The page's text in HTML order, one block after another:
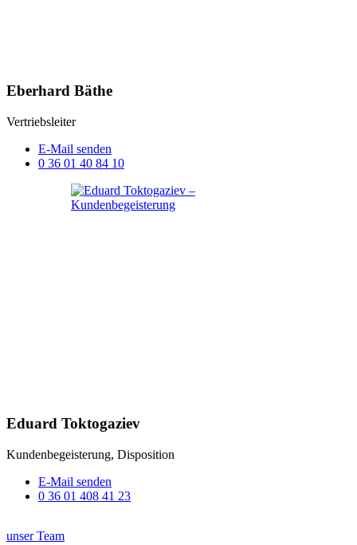
Eberhard Bäthe
Vertriebsleiter
E-Mail senden
0 36 01 40 84 10
Eduard Toktogaziev
Kundenbegeisterung, Disposition
E-Mail senden
0 36 01 408 41 23
unser Team